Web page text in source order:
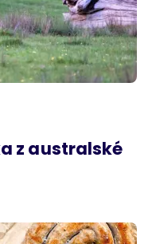
z australské